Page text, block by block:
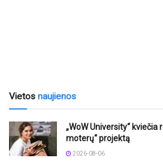
Vietos naujienos
„WoW University“ kviečia
moterų“ projektą
2026-08-06